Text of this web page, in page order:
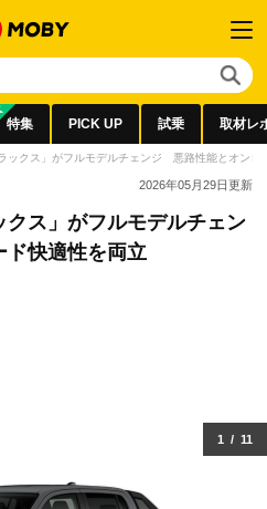
特集 PICK UP 試乗 取材レ
ックス」がフルモデルチェンジ 悪路性能とオンロ
2026年05月29日更新
ス」がフルモデルチェン
快適性を両立
1 / 11